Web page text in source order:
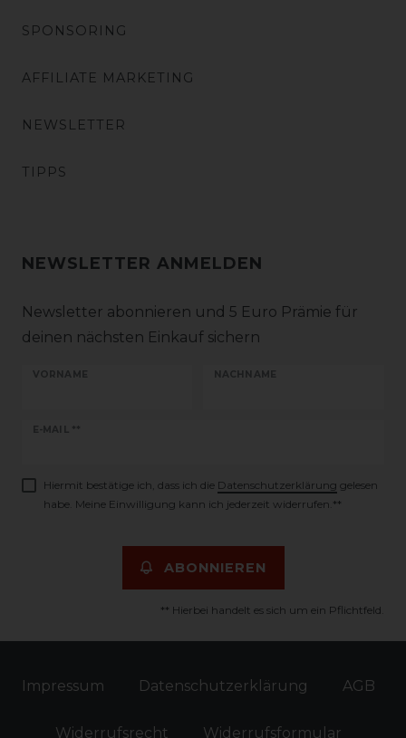
SPONSORING
AFFILIATE MARKETING
NEWSLETTER
TIPPS
NEWSLETTER ANMELDEN
Newsletter abonnieren und 5 Euro Prämie für
deinen nächsten Einkauf sichern
VORNAME NACHNAME
E-MAIL **
Newsletter
Hiermit bestätige ich, dass ich die Daten­schutz­erklärung gelesen
habe. Meine Einwilligung kann ich jederzeit widerrufen.**
ABONNIEREN
** Hierbei handelt es sich um ein Pflichtfeld.
Impressum Daten­schutz­erklärung AGB
Widerrufs­recht Widerrufs­formular